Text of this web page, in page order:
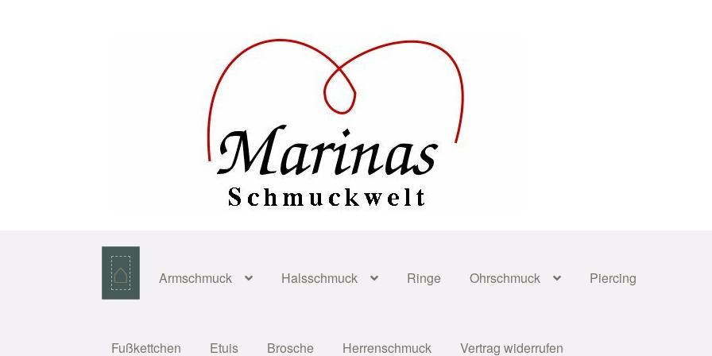
⌂ Armschmuck Halsschmuck Ringe Ohrschmuck Piercing
Fußkettchen Etuis Brosche Herrenschmuck Vertrag widerrufen